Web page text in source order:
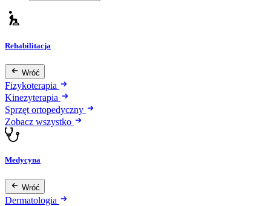
Rehabilitacja
Wróć
Fizykoterapia
Kinezyterapia
Sprzęt ortopedyczny
Zobacz wszystko
Medycyna
Wróć
Dermatologia